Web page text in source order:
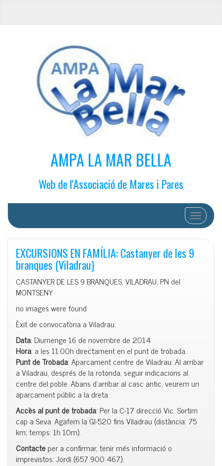
AMPA LA MAR BELLA
Web de l'Associació de Mares i Pares
Cambiar
EXCURSIONS EN FAMÍLIA: Castanyer de les 9
branques (Viladrau)
CASTANYER DE LES 9 BRANQUES, VILADRAU, PN del
MONTSENY
no images were found
Èxit de convocatòria a Viladrau.
Data: Diumenge 16 de novembre de 2014
Hora: a les 11:00h directament en el punt de trobada.
Punt de Trobada: Aparcament centre de Viladrau. Al arribar
a Viladrau, després de la rotonda, seguir indicacions al
centre del poble. Abans d’arribar al casc antic, veurem un
aparcament públic a la dreta.
Accès al punt de trobada: Per la C-17 direcció Vic. Sortim
cap a Seva. Agafem la GI-520 fins Viladrau (distància: 75
km; temps: 1h 10m).
Contacteper a confirmar, tenir més informació o
imprevistos: Jordi (657 900 467).